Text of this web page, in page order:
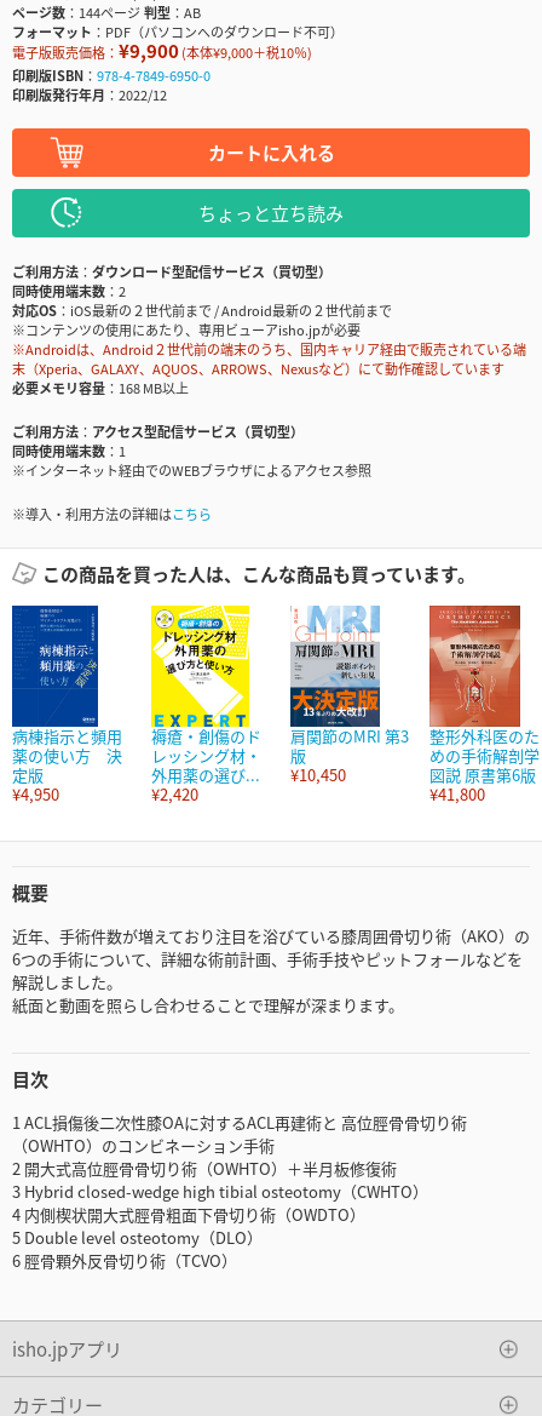
ページ数
144ページ判型
AB
フォーマット
PDF（パソコンへのダウンロード不可）
電子版販売価格： ¥9,900(本体¥9,000＋税10％)
印刷版ISBN
978-4-7849-6950-0
印刷版発行年月
2022/12
カートに入れる
ちょっと立ち読み
ご利用方法
ダウンロード型配信サービス（買切型）
同時使用端末数
2
対応OS
iOS最新の２世代前まで / Android最新の２世代前まで
※コンテンツの使用にあたり、専用ビューアisho.jpが必要
※Androidは、Android２世代前の端末のうち、国内キャリア経由で販売されている端
末（Xperia、GALAXY、AQUOS、ARROWS、Nexusなど）にて動作確認しています
必要メモリ容量
168 MB以上
ご利用方法
アクセス型配信サービス（買切型）
同時使用端末数
1
※インターネット経由でのWEBブラウザによるアクセス参照
※導入・利用方法の詳細はこちら
この商品を買った人は、こんな商品も買っています。
病棟指示と頻用
薬の使い方 決
定版
¥4,950
褥瘡・創傷のド
レッシング材・
外用薬の選び...
¥2,420
肩関節のMRI 第3
版
¥10,450
整形外科医のた
めの手術解剖学
図説 原書第6版
¥41,800
概要
近年、手術件数が増えており注目を浴びている膝周囲骨切り術（AKO）の
6つの手術について、詳細な術前計画、手術手技やピットフォールなどを
解説しました。
紙面と動画を照らし合わせることで理解が深まります。
目次
1 ACL損傷後二次性膝OAに対するACL再建術と 高位脛骨骨切り術
（OWHTO）のコンビネーション手術
2 開大式高位脛骨骨切り術（OWHTO）＋半月板修復術
3 Hybrid closed-wedge high tibial osteotomy（CWHTO）
4 内側楔状開大式脛骨粗面下骨切り術（OWDTO）
5 Double level osteotomy（DLO）
6 脛骨顆外反骨切り術（TCVO）
isho.jpアプリ
カテゴリー